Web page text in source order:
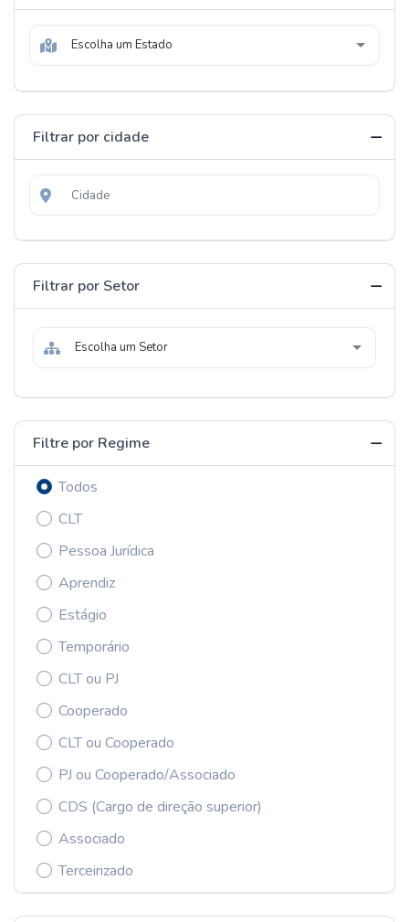
Escolha um Estado
Filtrar por cidade
Filtrar por Setor
Escolha um Setor
Filtre por Regime
Todos
CLT
Pessoa Jurídica
Aprendiz
Estágio
Temporário
CLT ou PJ
Cooperado
CLT ou Cooperado
PJ ou Cooperado/Associado
CDS (Cargo de direção superior)
Associado
Terceirizado